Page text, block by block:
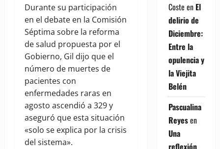
Durante su participación
en el debate en la Comisión
Séptima sobre la reforma
de salud propuesta por el
Gobierno, Gil dijo que el
número de muertes de
pacientes con
enfermedades raras en
agosto ascendió a 329 y
aseguró que esta situación
«solo se explica por la crisis
del sistema».
Coste en El
delirio de
Diciembre:
Entre la
opulencia y
la Viejita
Belén
Pascualina
Reyesen
Una
reflexión